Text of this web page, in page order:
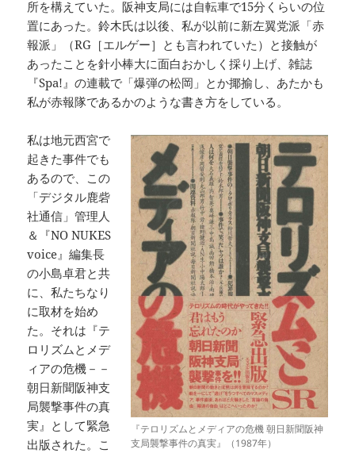
所を構えていた。阪神支局には自転車で15分くらいの位
置にあった。鈴木氏は以後、私が以前に新左翼党派「赤
報派」（RG［エルゲー］とも言われていた）と接触が
あったことを針小棒大に面白おかしく採り上げ、雑誌
『Spa!』の連載で「爆弾の松岡」とか揶揄し、あたかも
私が赤報隊であるかのような書き方をしている。
『テロリズムとメディアの危機 朝日新聞阪神
支局襲撃事件の真実』（1987年）
私は地元西宮で
起きた事件でも
あるので、この
「デジタル鹿砦
社通信」管理人
＆『NO NUKES
voice』編集長
の小島卓君と共
に、私たちなり
に取材を始め
た。それは『テ
ロリズムとメデ
ィアの危機－－
朝日新聞阪神支
局襲撃事件の真
実』として緊急
出版された。こ